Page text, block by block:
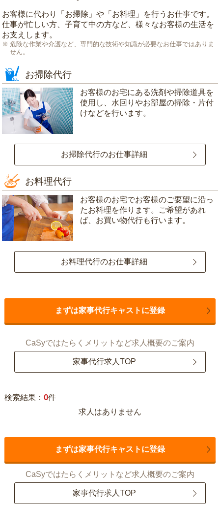
お客様に代わり「 お掃除 」や「 お料理 」を行うお仕事です。
仕事が忙しい方、子育て中の方など、様々なお客様の生活を
お支えします。
危険な作業や介護など、専門的な技術や知識が必要なお仕事ではありま
せん。
お掃除代行
お客様のお宅にある洗剤や掃除道具を
使用し、水回りやお部屋の掃除・片付
けなどを行います。
お掃除代行のお仕事詳細
お料理代行
お客様のお宅でお客様のご要望に沿っ
たお料理を作ります。ご希望があれ
ば、お買い物代行も行います。
お料理代行のお仕事詳細
まずは家事代行キャストに登録
CaSyではたらくメリットなど求人概要のご案内
家事代行求人TOP
検索結果： 0件
求人はありません
まずは家事代行キャストに登録
CaSyではたらくメリットなど求人概要のご案内
家事代行求人TOP